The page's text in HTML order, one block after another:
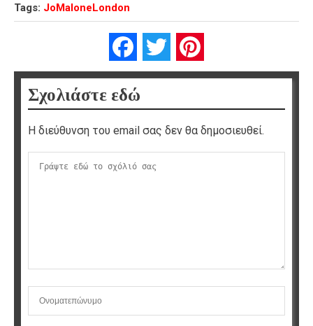
Tags: JoMaloneLondon
FacebookTwitter
Σχολιάστε εδώ
Η διεύθυνση του email σας δεν θα δημοσιευθεί.